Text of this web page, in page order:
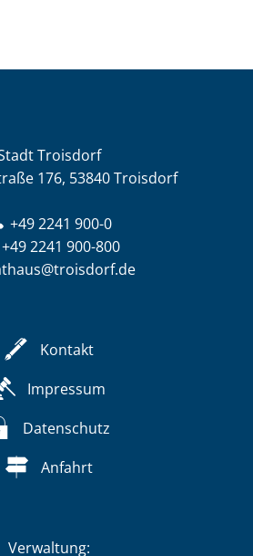
Troisdorf
176, 53840 Troisdorf
+49 2241 900-0
+49 2241 900-800
Kontakt
Impressum
Datenschutz
Anfahrt
Verwaltung: